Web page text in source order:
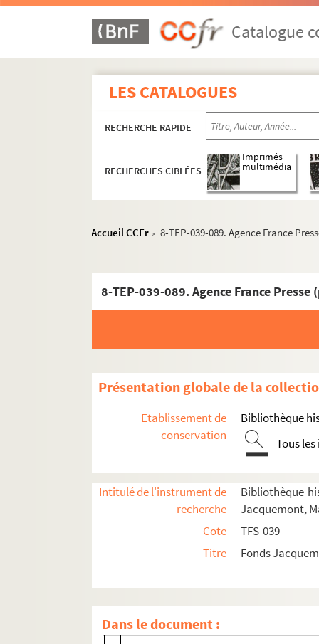
Catalogue
LES CATALOGUES
RECHERCHE RAPIDE
RECHERCHES CIBLÉES
Imprimés
multimédia
Accueil CCFr > 8-TEP-039-089. Agence France
Présentation globale de la
Etablissement de
conservation
Bibliothèque
Tous
Intitulé de l'instrument de
recherche
Bibliothèque
Jacquemont,
Cote
TFS-039
Titre
Fonds
Dans le document :
Vie professionnelle
Metteur en scène
Directeur de théâtre, de festivals, de
Louis Jouvet
Gérard Philipe